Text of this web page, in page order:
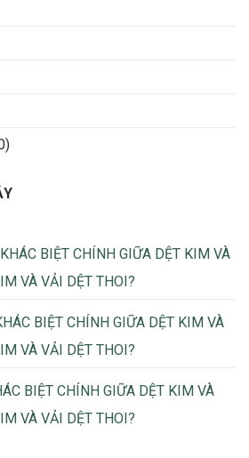
BIỆT CHÍNH GIỮA DỆT KIM VÀ
VÀ VẢI DỆT THOI?
BIỆT CHÍNH GIỮA DỆT KIM VÀ
VÀ VẢI DỆT THOI?
BIỆT CHÍNH GIỮA DỆT KIM VÀ
VÀ VẢI DỆT THOI?